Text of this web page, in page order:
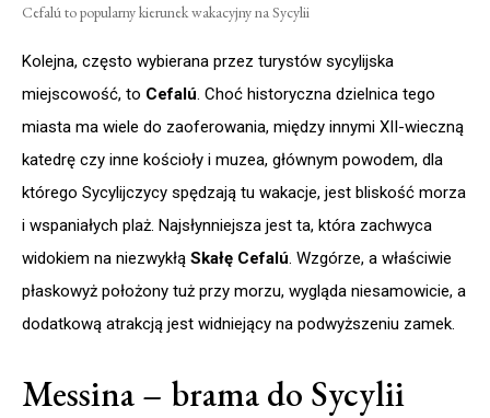
Cefalú to popularny kierunek wakacyjny na Sycylii
Kolejna, często wybierana przez turystów sycylijska
miejscowość, to Cefalú . Choć historyczna dzielnica tego
miasta ma wiele do zaoferowania, między innymi XII-wieczną
katedrę czy inne kościoły i muzea, głównym powodem, dla
którego Sycylijczycy spędzają tu wakacje, jest bliskość morza
i wspaniałych plaż. Najsłynniejsza jest ta, która zachwyca
widokiem na niezwykłą Skałę Cefalú . Wzgórze, a właściwie
płaskowyż położony tuż przy morzu, wygląda niesamowicie, a
dodatkową atrakcją jest widniejący na podwyższeniu zamek.
Messina – brama do Sycylii